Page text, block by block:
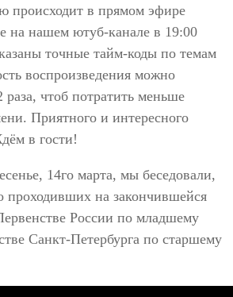
происходит в прямом эфире
на нашем ютуб-канале в 19:00
точные тайм-коды по темам
воспроизведения можно
раза, чтоб потратить меньше
Приятного и интересного
в гости!
14го марта, мы беседовали,
проходивших на закончившейся
России по младшему
Санкт-Петербурга по старшему